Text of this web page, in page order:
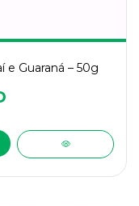
e Guaraná – 50g